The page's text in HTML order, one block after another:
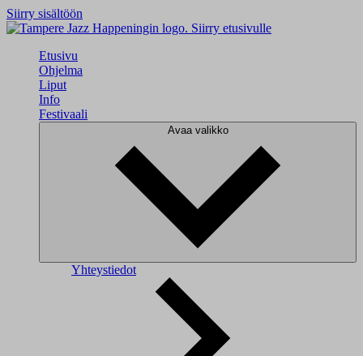
Siirry sisältöön
Siirry etusivulle
Etusivu
Ohjelma
Liput
Info
Festivaali
Avaa valikko
Yhteystiedot